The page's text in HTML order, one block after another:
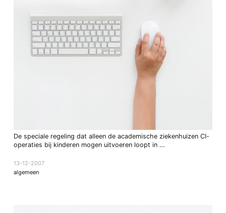
De speciale regeling dat alleen de academische ziekenhuizen CI-
operaties bij kinderen mogen uitvoeren loopt in …
13-12-2007
algemeen